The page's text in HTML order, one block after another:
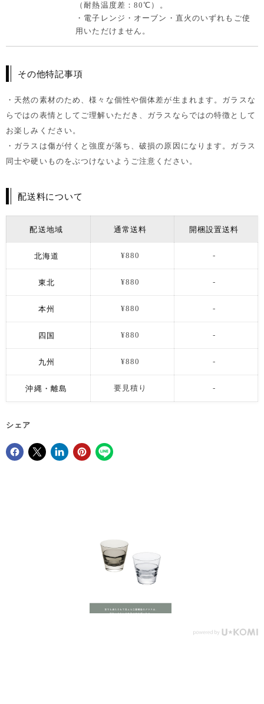
（耐熱温度差：80℃）。
・電子レンジ・オーブン・直火のいずれもご使
用いただけません。
その他特記事項
・天然の素材のため、様々な個性や個体差が生まれます。ガラスな
らではの表情としてご理解いただき、ガラスならではの特徴として
お楽しみください。
・ガラスは傷が付くと強度が落ち、破損の原因になります。ガラス
同士や硬いものをぶつけないようご注意ください。
配送料について
配送地域 通常送料 開梱設置送料
北海道 ¥880 -
東北 ¥880 -
本州 ¥880 -
四国 ¥880 -
九州 ¥880 -
沖縄・離島 要見積り -
シェア